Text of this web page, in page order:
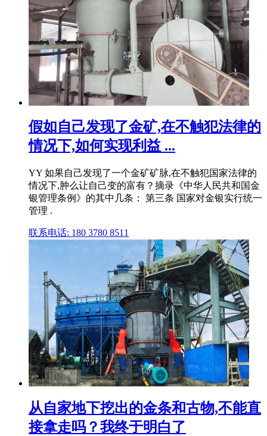
假如自己发现了金矿,在不触犯法律的
情况下,如何实现利益 ...
YY 如果自己发现了一个金矿矿脉,在不触犯国家法律的
情况下,肿么让自己变的富有？摘录《中华人民共和国金
银管理条例》的其中几条： 第三条 国家对金银实行统一
管理 .
联系电话: 180 3780 8511
从自家地下挖出的金条和古物,不能直
接拿走吗？我终于明白了